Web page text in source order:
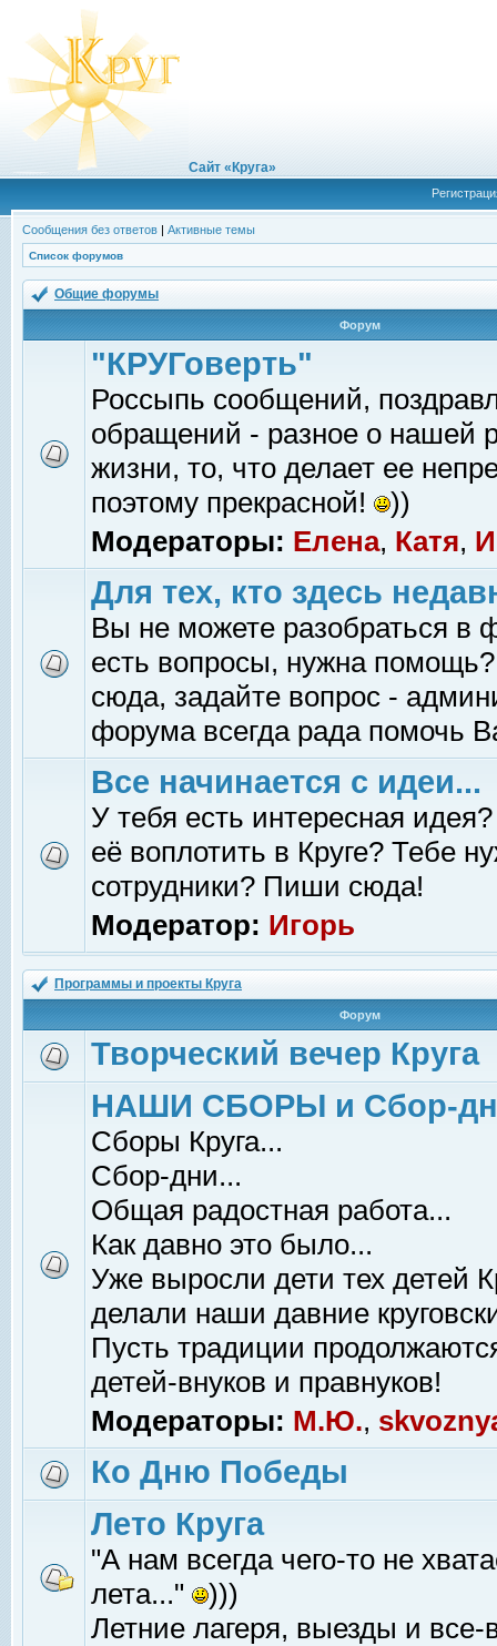
Сайт «Круга»
Сообщения без ответов | Активные темы
Список форумов
Общие форумы
Форум
"КРУГоверть"
Россыпь сообщений,
обращений - разное о нашей
жизни, то, что делает ее
поэтому прекрасной!
))
Модераторы: Елена, Катя,
Для тех, кто здесь
Вы не можете разобраться в
есть вопросы, нужна помощь?
сюда, задайте вопрос -
форума всегда рада помочь
Все начинается с идеи...
У тебя есть интересная
её воплотить в Круге? Тебе
сотрудники? Пиши сюда!
Модератор: Игорь
Программы и проекты Круга
Форум
Творческий вечер Круга
НАШИ СБОРЫ и Сбор-
Сборы Круга...
Сбор-дни...
Общая радостная работа...
Как давно это было...
Уже выросли дети тех детей
делали наши давние
Пусть традиции
детей-внуков и правнуков!
Модераторы: М.Ю.,
Ко Дню Победы
Лето Круга
"А нам всегда чего-то не
лета..."
)))
Летние лагеря, выезды и все-